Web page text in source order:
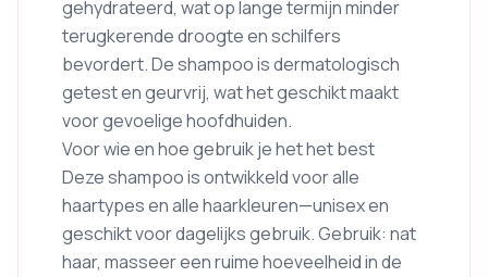
gehydrateerd, wat op lange termijn minder
terugkerende droogte en schilfers
bevordert. De shampoo is dermatologisch
getest en geurvrij, wat het geschikt maakt
voor gevoelige hoofdhuiden.
Voor wie en hoe gebruik je het het best
Deze shampoo is ontwikkeld voor alle
haartypes en alle haarkleuren—unisex en
geschikt voor dagelijks gebruik. Gebruik: nat
haar, masseer een ruime hoeveelheid in de